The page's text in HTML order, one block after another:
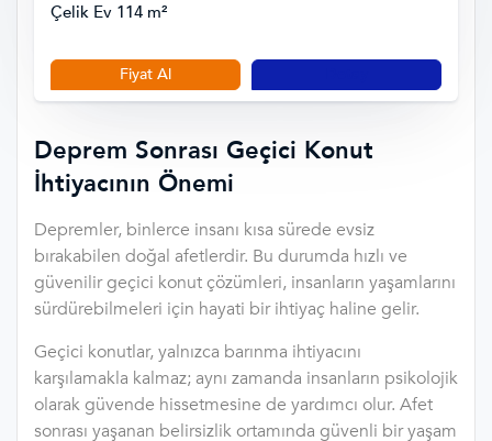
Çelik Ev 114 m²
Fiyat Al
Deprem Sonrası Geçici Konut
İhtiyacının Önemi
Depremler, binlerce insanı kısa sürede evsiz
bırakabilen doğal afetlerdir. Bu durumda hızlı ve
güvenilir geçici konut çözümleri, insanların yaşamlarını
sürdürebilmeleri için hayati bir ihtiyaç haline gelir.
Geçici konutlar, yalnızca barınma ihtiyacını
karşılamakla kalmaz; aynı zamanda insanların psikolojik
olarak güvende hissetmesine de yardımcı olur. Afet
sonrası yaşanan belirsizlik ortamında güvenli bir yaşam